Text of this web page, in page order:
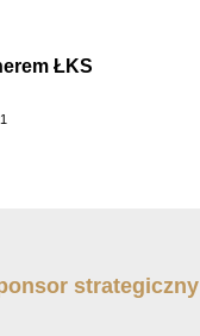
ŁKS
strategiczny